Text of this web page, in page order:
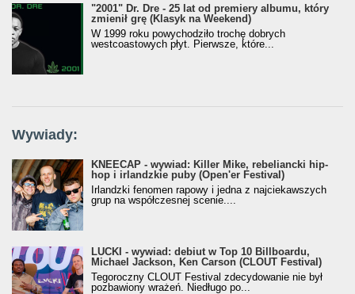
"2001" Dr. Dre - 25 lat od premiery albumu, który
zmienił grę (Klasyk na Weekend)
W 1999 roku powychodziło trochę dobrych
westcoastowych płyt. Pierwsze, które...
Wywiady:
KNEECAP - wywiad: Killer Mike, rebeliancki hip-
hop i irlandzkie puby (Open'er Festival)
Irlandzki fenomen rapowy i jedna z najciekawszych
grup na współczesnej scenie....
LUCKI - wywiad: debiut w Top 10 Billboardu,
Michael Jackson, Ken Carson (CLOUT Festival)
Tegoroczny CLOUT Festival zdecydowanie nie był
pozbawiony wrażeń. Niedługo po...